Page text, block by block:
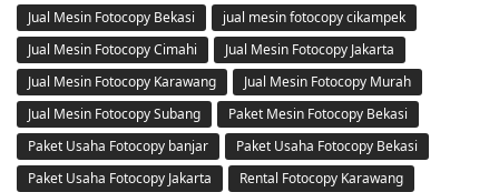
Jual Mesin Fotocopy Bekasi
jual mesin fotocopy cikampek
Jual Mesin Fotocopy Cimahi
Jual Mesin Fotocopy Jakarta
Jual Mesin Fotocopy Karawang
Jual Mesin Fotocopy Murah
Jual Mesin Fotocopy Subang
Paket Mesin Fotocopy Bekasi
Paket Usaha Fotocopy banjar
Paket Usaha Fotocopy Bekasi
Paket Usaha Fotocopy Jakarta
Rental Fotocopy Karawang